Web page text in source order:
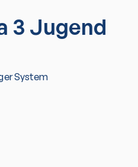
3 Jugend
System